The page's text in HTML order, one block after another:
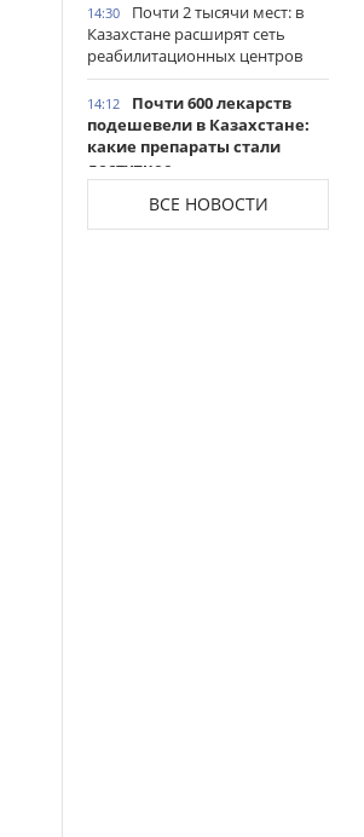
14:30
Почти 2 тысячи мест: в
Казахстане расширят сеть
реабилитационных центров
14:12
Почти 600 лекарств
подешевели в Казахстане:
какие препараты стали
доступнее
Казахстанские
таеквондисты завоевали
ВСЕ НОВОСТИ